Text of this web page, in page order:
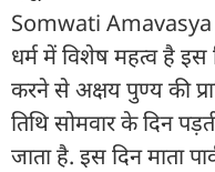
Somwati Amavasya
धर्म में विशेष महत्व है इस
करने से अक्षय पुण्य की
तिथि सोमवार के दिन
जाता है. इस दिन माता